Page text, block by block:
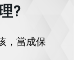
?
，當成保